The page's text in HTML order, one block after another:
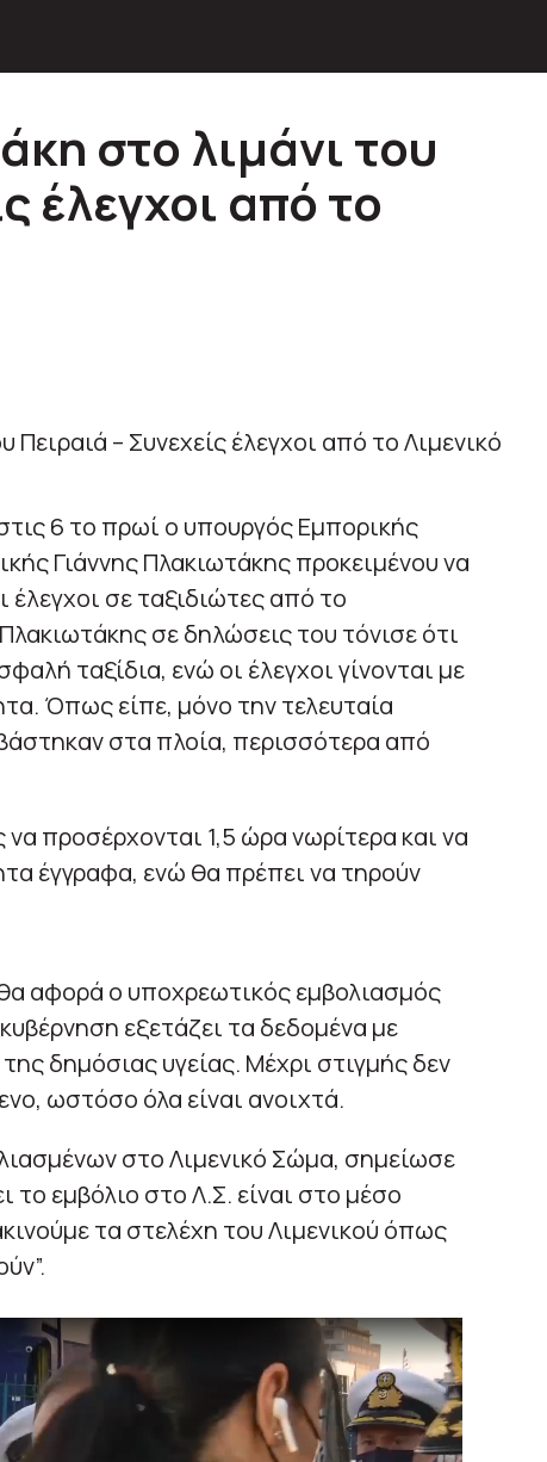
στο λιμάνι του
έλεγχοι από το
6 το πρωί ο υπουργός Εμπορικής
Γιάννης Πλακιωτάκης προκειμένου να
σε ταξιδιώτες από το
σε δηλώσεις του τόνισε ότι
ταξίδια, ενώ οι έλεγχοι γίνονται με
Όπως είπε, μόνο την τελευταία
στα πλοία, περισσότερα από
προσέρχονται 1,5 ώρα νωρίτερα και να
έγγραφα, ενώ θα πρέπει να τηρούν
αφορά ο υποχρεωτικός εμβολιασμός
εξετάζει τα δεδομένα με
δημόσιας υγείας. Μέχρι στιγμής δεν
ωστόσο όλα είναι ανοιχτά.
στο Λιμενικό Σώμα, σημείωσε
εμβόλιο στο Λ.Σ. είναι στο μέσο
τα στελέχη του Λιμενικού όπως